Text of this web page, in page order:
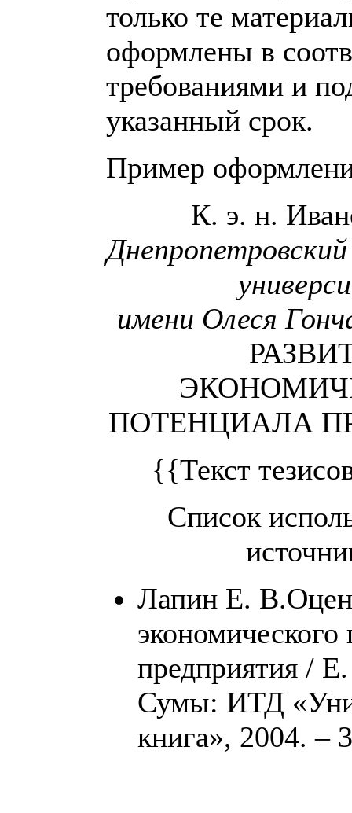
только те
оформлены в
требованиями и
указанный срок.
Пример
К. э. н.
Дне
имени Олеся
ПОТЕНЦИАЛА
{{Текст
Список
Лапин Е.
экономического
предприятия /
Сумы: ИТД
книга», 2004. –